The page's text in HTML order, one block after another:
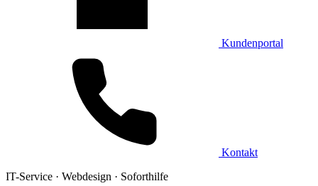
Kundenportal
Kontakt
IT-Service · Webdesign · Soforthilfe